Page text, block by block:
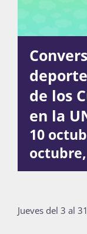
de los
en la
10
Jueves del 3 al